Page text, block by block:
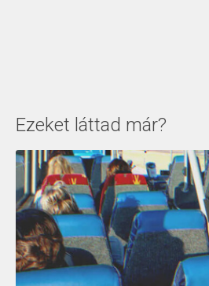
Ezeket láttad már?